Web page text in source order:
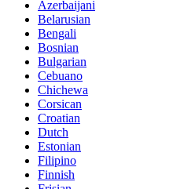
Azerbaijani
Belarusian
Bengali
Bosnian
Bulgarian
Cebuano
Chichewa
Corsican
Croatian
Dutch
Estonian
Filipino
Finnish